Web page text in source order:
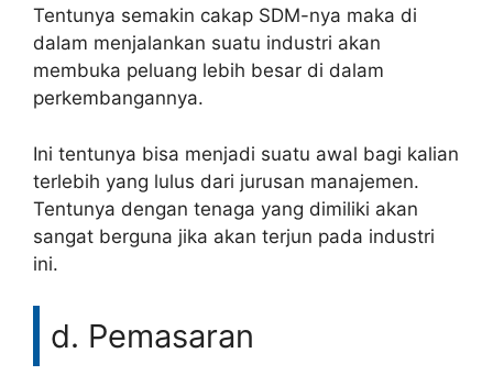
Tentunya semakin cakap SDM-nya maka di
dalam menjalankan suatu industri akan
membuka peluang lebih besar di dalam
perkembangannya.
Ini tentunya bisa menjadi suatu awal bagi kalian
terlebih yang lulus dari jurusan manajemen.
Tentunya dengan tenaga yang dimiliki akan
sangat berguna jika akan terjun pada industri
ini.
d. Pemasaran